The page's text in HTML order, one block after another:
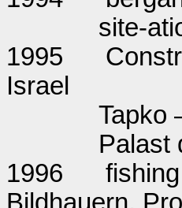
site-
1995
Israel
Tapko
Palast
1996